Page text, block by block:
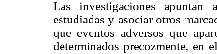
Las investigaciones apuntan
estudiadas y asociar otros
que eventos adversos que
determinados precozmente, en